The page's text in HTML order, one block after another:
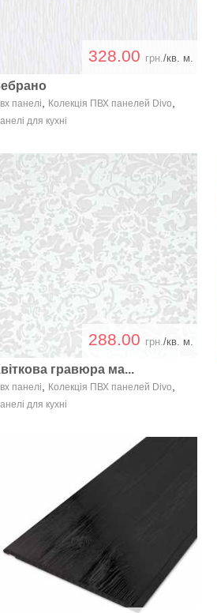
328.00 грн./кв. м.
панелі Колекція ПВХ панелей Divo
для кухні
288.00 грн./кв. м.
гравюра ма...
панелі Колекція ПВХ панелей Divo
для кухні